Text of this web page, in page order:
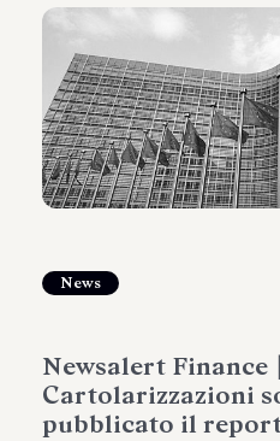
ampliando gli spazi
dell’Antiquarium di Villa
News
Newsalert Finance |
Cartolarizzazioni
pubblicato il report